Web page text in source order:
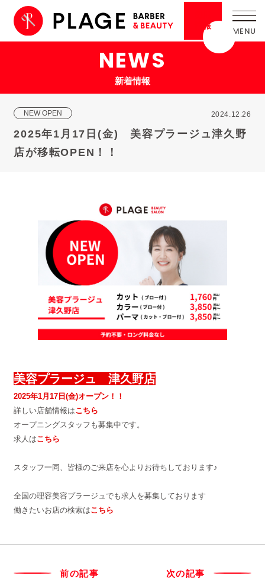
情報
NEWS
新着情報
NEW OPEN
2025年1月17日(金) 美容プラージュ津久野
店が移転OPEN！！
2024.12.26
美容プラージュ 津久野店
2025年1月17日(金)オープン！！
詳しい店舗情報はこちら
オープニングスタッフも募集中です。
求人はこちら
スタッフ一同、皆様のご来店を心よりお待ちしております♪
全国の理容美容プラージュでも求人を募集しております
働きたいお店の検索はこちら
前の記事 次の記事